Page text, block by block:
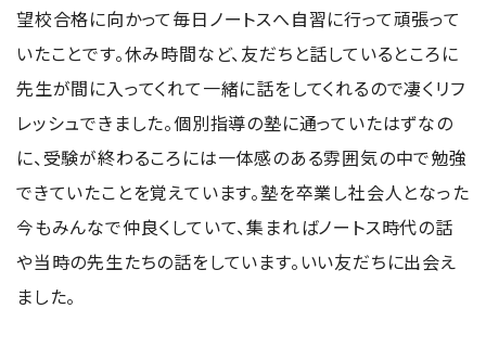
望校合格に向かって毎日ノートスへ自習に行って頑張って
いたことです。休み時間など、友だちと話しているところに
先生が間に入ってくれて一緒に話をしてくれるので凄くリフ
レッシュできました。個別指導の塾に通っていたはずなの
に、受験が終わるころには一体感のある雰囲気の中で勉強
できていたことを覚えています。塾を卒業し社会人となった
今もみんなで仲良くしていて、集まればノートス時代の話
や当時の先生たちの話をしています。いい友だちに出会え
ました。